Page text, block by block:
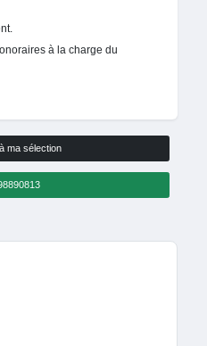
à la charge du
ma sélection